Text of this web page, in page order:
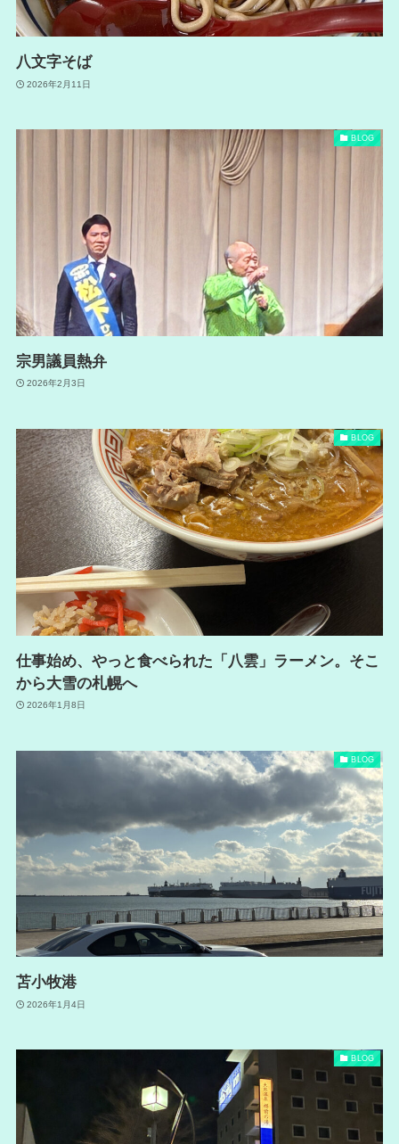
八文字そば
2026年2月11日
BLOG
宗男議員熱弁
2026年2月3日
BLOG
仕事始め、やっと食べられた「八雲」ラーメン。そこ
から大雪の札幌へ
2026年1月8日
BLOG
苫小牧港
2026年1月4日
BLOG